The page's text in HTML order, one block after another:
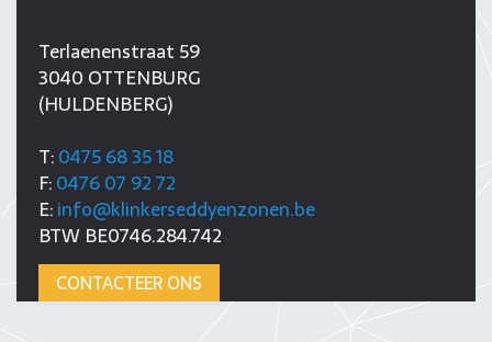
Terlaenenstraat 59
3040 OTTENBURG
(HULDENBERG)
T:0475 68 35 18
F:0476 07 92 72
E:info@klinkerseddyenzonen.be
BTW BE0746.284.742
CONTACTEER ONS